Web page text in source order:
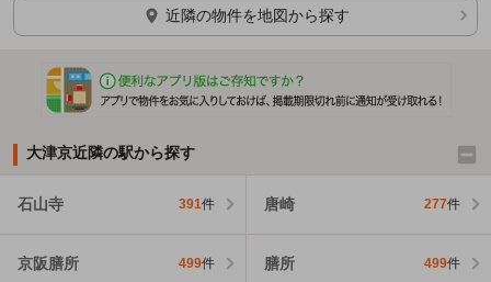
ほかの部屋を検索中…
近隣の物件を地図から探す
大津京近隣の駅から探す
石山寺 391件 唐崎 277件
京阪膳所 499件 膳所 499件